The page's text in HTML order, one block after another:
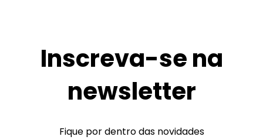
Inscreva-se na
newsletter
Fique por dentro das novidades